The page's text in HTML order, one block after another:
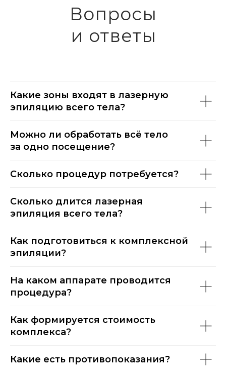
Вопросы
и ответы
Какие зоны входят в лазерную
эпиляцию всего тела?
Можно ли обработать всё тело
за одно посещение?
Сколько процедур потребуется?
Сколько длится лазерная
эпиляция всего тела?
Как подготовиться к комплексной
эпиляции?
На каком аппарате проводится
процедура?
Как формируется стоимость
комплекса?
Какие есть противопоказания?